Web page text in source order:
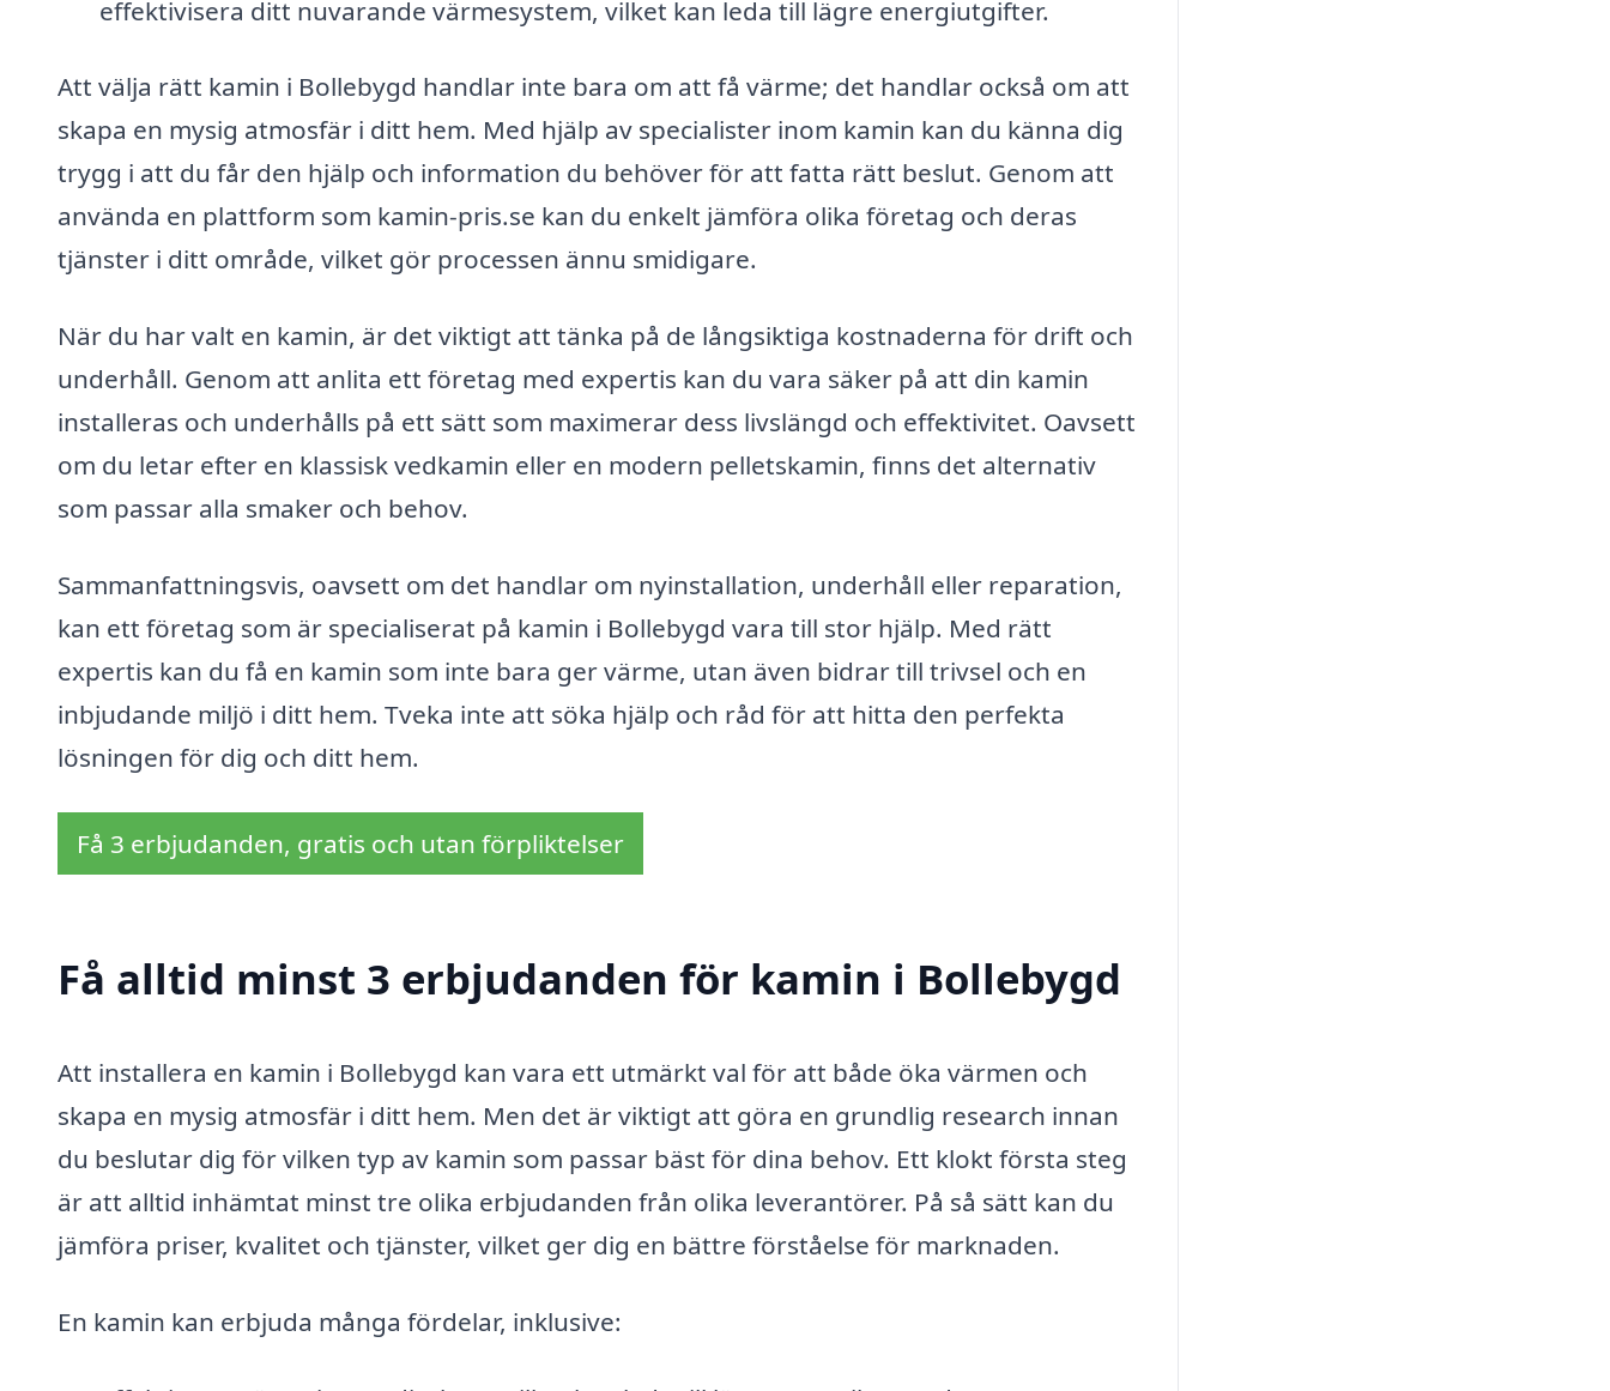
effektivisera ditt nuvarande värmesystem, vilket kan leda till lägre energiutgifter.
Att välja rätt kamin i Bollebygd handlar inte bara om att få värme; det handlar också om att
skapa en mysig atmosfär i ditt hem. Med hjälp av specialister inom kamin kan du känna dig
trygg i att du får den hjälp och information du behöver för att fatta rätt beslut. Genom att
använda en plattform som kamin-pris.se kan du enkelt jämföra olika företag och deras
tjänster i ditt område, vilket gör processen ännu smidigare.
När du har valt en kamin, är det viktigt att tänka på de långsiktiga kostnaderna för drift och
underhåll. Genom att anlita ett företag med expertis kan du vara säker på att din kamin
installeras och underhålls på ett sätt som maximerar dess livslängd och effektivitet. Oavsett
om du letar efter en klassisk vedkamin eller en modern pelletskamin, finns det alternativ
som passar alla smaker och behov.
Sammanfattningsvis, oavsett om det handlar om nyinstallation, underhåll eller reparation,
kan ett företag som är specialiserat på kamin i Bollebygd vara till stor hjälp. Med rätt
expertis kan du få en kamin som inte bara ger värme, utan även bidrar till trivsel och en
inbjudande miljö i ditt hem. Tveka inte att söka hjälp och råd för att hitta den perfekta
lösningen för dig och ditt hem.
Få 3 erbjudanden, gratis och utan förpliktelser
Få alltid minst 3 erbjudanden för kamin i Bollebygd
Att installera en kamin i Bollebygd kan vara ett utmärkt val för att både öka värmen och
skapa en mysig atmosfär i ditt hem. Men det är viktigt att göra en grundlig research innan
du beslutar dig för vilken typ av kamin som passar bäst för dina behov. Ett klokt första steg
är att alltid inhämtat minst tre olika erbjudanden från olika leverantörer. På så sätt kan du
jämföra priser, kvalitet och tjänster, vilket ger dig en bättre förståelse för marknaden.
En kamin kan erbjuda många fördelar, inklusive: